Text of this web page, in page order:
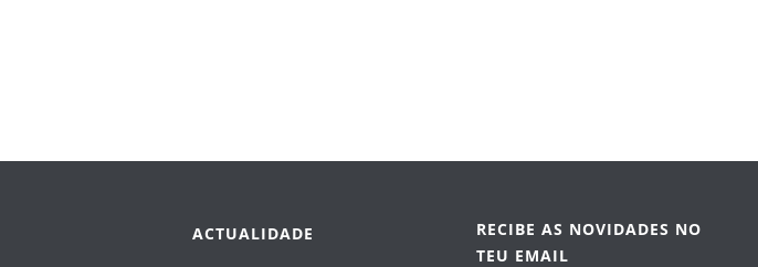
ACTUALIDADE
RECIBE AS NOVIDADES NO
TEU EMAIL